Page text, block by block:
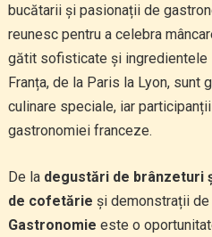
bucătarii și pasionații de
reunesc pentru a celebra
gătit sofisticate și ingredientele
Franța, de la Paris la Lyon, sunt
culinare speciale, iar
gastronomiei franceze.
De la degustări de brânzeturi
de cofetărie și demonstrații
Gastronomie este o